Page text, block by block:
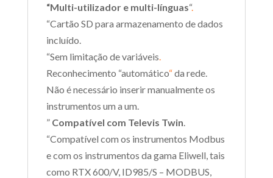
“Multi-utilizador e multi-línguas“.
“Cartão SD para armazenamento de dados
incluído.
“Sem limitação de variáveis
Reconhecimento “automático“da rede.
Não é necessário inserir manualmente os
instrumentos um a um.
” Compatível com Televis Twin
“Compatível com os instrumentos Modbus
e com os instrumentos da gama Eliwell, tais
como RTX 600/V, ID985/S – MODBUS,